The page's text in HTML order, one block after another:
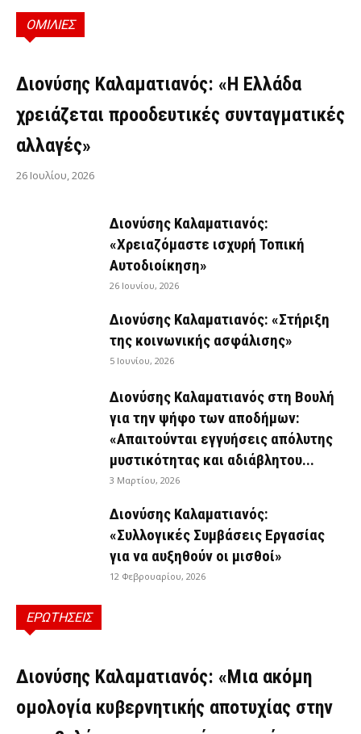
ΟΜΙΛΙΕΣ
ΟΜΙΛΊΕΣ
Διονύσης Καλαματιανός: «Η Ελλάδα
χρειάζεται προοδευτικές συνταγματικές
αλλαγές»
26 Ιουλίου, 2026
Διονύσης Καλαματιανός:
«Χρειαζόμαστε ισχυρή Τοπική
Αυτοδιοίκηση»
26 Ιουνίου, 2026
Διονύσης Καλαματιανός: «Στήριξη
της κοινωνικής ασφάλισης»
5 Ιουνίου, 2026
Διονύσης Καλαματιανός στη Βουλή
για την ψήφο των αποδήμων:
«Απαιτούνται εγγυήσεις απόλυτης
μυστικότητας και αδιάβλητου...
3 Μαρτίου, 2026
Διονύσης Καλαματιανός:
«Συλλογικές Συμβάσεις Εργασίας
για να αυξηθούν οι μισθοί»
12 Φεβρουαρίου, 2026
ΕΡΩΤΗΣΕΙΣ
ΕΡΩΤΉΣΕΙΣ
Διονύσης Καλαματιανός: «Μια ακόμη
ομολογία κυβερνητικής αποτυχίας στην